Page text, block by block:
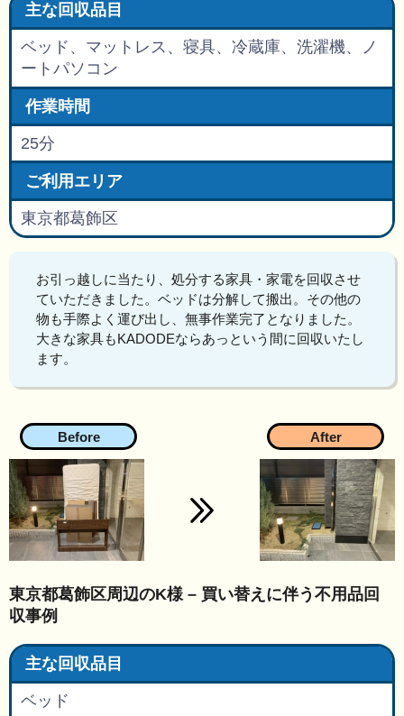
お引っ越しに当たり、処分する家具・家電を回収させ
ていただきました。ベッドは分解して搬出。その他の
物も手際よく運び出し、無事作業完了となりました。
大きな家具もKADODEならあっという間に回収いたし
ます。
主な回収品目
ベッド、マットレス、寝具、冷蔵庫、洗濯機、ノ
ートパソコン
作業時間
25分
ご利用エリア
東京都葛飾区
東京都葛飾区周辺のK様 – 買い替えに伴う不用品回
収事例
主な回収品目
ベッド